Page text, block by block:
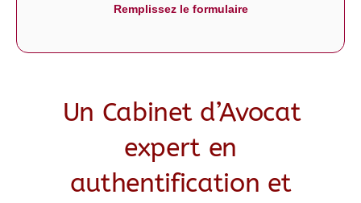
Remplissez le formulaire
Un Cabinet d’Avocat
expert en
authentification et